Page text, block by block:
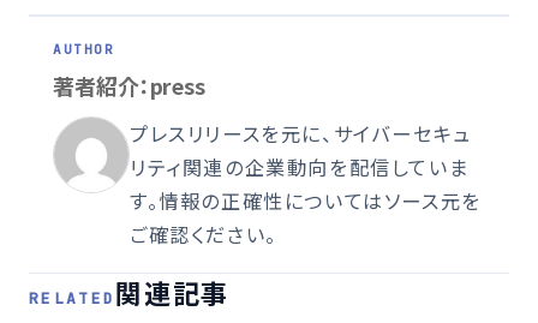
著者紹介：press
プレスリリースを元に、サイバーセキュ
リティ関連の企業動向を配信していま
す。情報の正確性についてはソース元を
ご確認ください。
RELATED 関連記事